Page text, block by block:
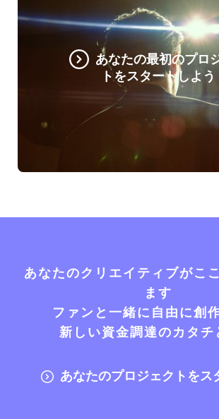
あなたの最初のプロ
トをスタートしよう
あなたのクリエイティブがこ
ます
ファンと一緒に自由に創
新しい資金調達のカタチ
あなたのプロジェクトをス